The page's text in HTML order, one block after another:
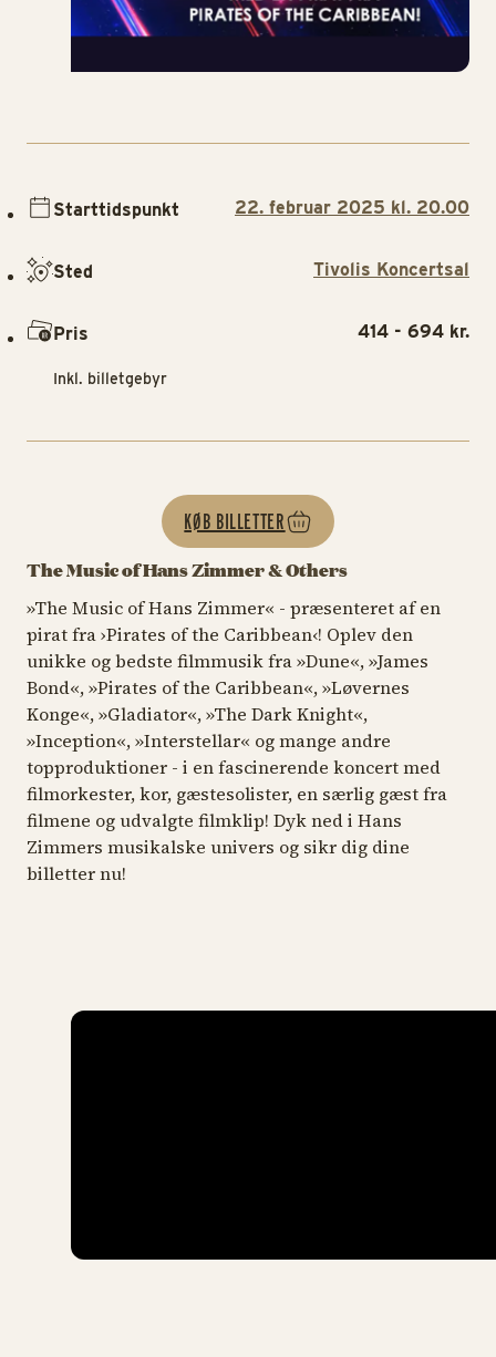
The Music of Hans Zimmer & Others
»The Music of Hans Zimmer« - præsenteret af en
pirat fra ›Pirates of the Caribbean‹! Oplev den
unikke og bedste filmmusik fra »Dune«, »James
Bond«, »Pirates of the Caribbean«, »Løvernes
Konge«, »Gladiator«, »The Dark Knight«,
»Inception«, »Interstellar« og mange andre
topproduktioner - i en fascinerende koncert med
filmorkester, kor, gæstesolister, en særlig gæst fra
filmene og udvalgte filmklip! Dyk ned i Hans
Zimmers musikalske univers og sikr dig dine
billetter nu!
Starttidspunkt 22. februar 2025 kl. 20.00
Sted Tivolis Koncertsal
Pris 414 - 694 kr.
Inkl. billetgebyr
KØB BILLETTER